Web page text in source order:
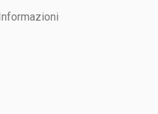
Informazioni